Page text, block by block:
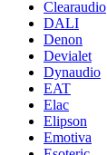
Clearaudio
DALI
Denon
Devialet
Dynaudio
EAT
Elac
Elipson
Emotiva